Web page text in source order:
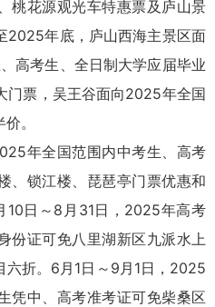
桃花源观光车特惠票及庐山景
2025年底，庐山西海主景区面
高考生、全日制大学应届毕业
门票，吴王谷面向2025年全国
。
年全国范围内中考生、高考
、锁江楼、琵琶亭门票优惠和
10日～8月31日，2025年高考
份证可免八里湖新区九派水上
六折。6月1日～9月1日，2025
凭中、高考准考证可免柴桑区